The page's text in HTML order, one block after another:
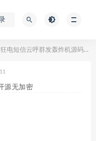
狂电短信云呼群发轰炸机源码，全开源无加密
源无加密